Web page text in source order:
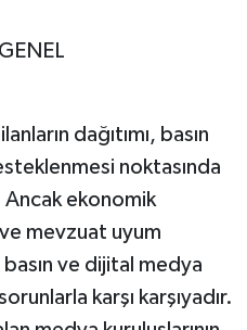
dağıtımı, basın
noktasında
ekonomik
mevzuat uyum
ve dijital medya
karşı karşıyadır.